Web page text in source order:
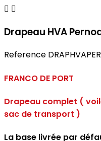
 
Drapeau HVA
Reference
FRANCO DE PORT
Drapeau complet (
sac de transport )
La base livrée par